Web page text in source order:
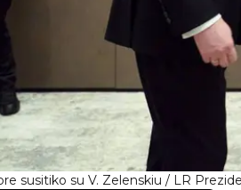
susitiko su V. Zelenskiu / LR